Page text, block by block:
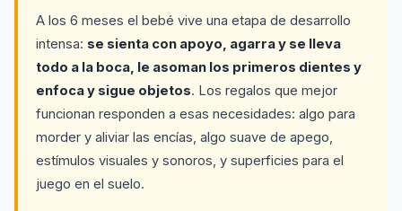
A los 6 meses el bebé vive una etapa de desarrollo
intensa: se sienta con apoyo, agarra y se lleva
todo a la boca, le asoman los primeros dientes y
enfoca y sigue objetos. Los regalos que mejor
funcionan responden a esas necesidades: algo para
morder y aliviar las encías, algo suave de apego,
estímulos visuales y sonoros, y superficies para el
juego en el suelo.